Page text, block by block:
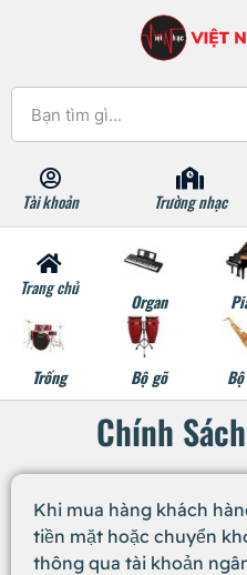
Tài khoản Trường nhạc
Trang chủ
Organ
Trống Bộ gõ
Chính
Khi mua hàng khách
tiền mặt hoặc chuyển
thông qua tài khoản